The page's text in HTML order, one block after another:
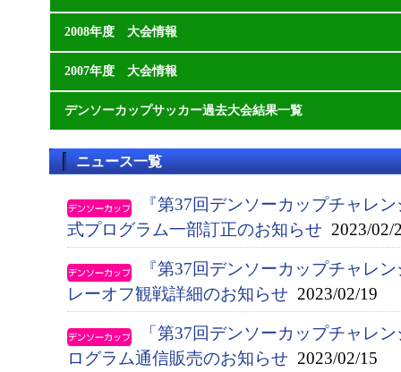
2008年度 大会情報
2007年度 大会情報
デンソーカップサッカー過去大会結果一覧
ニュース一覧
『第37回デンソーカップチャレ
式プログラム一部訂正のお知らせ 2023/02/
『第37回デンソーカップチャレ
レーオフ観戦詳細のお知らせ 2023/02/19
「第37回デンソーカップチャレ
ログラム通信販売のお知らせ 2023/02/15